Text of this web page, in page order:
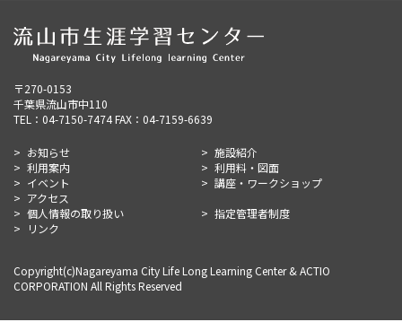
〒270-0153
千葉県流山市中110
TEL：04-7150-7474 FAX：04-7159-6639
お知らせ
施設紹介
利用案内
利用料・図面
イベント
講座・ワークショップ
アクセス
個人情報の取り扱い
指定管理者制度
リンク
Copyright(c)Nagareyama City Life Long Learning Center & ACTIO
CORPORATION All Rights Reserved